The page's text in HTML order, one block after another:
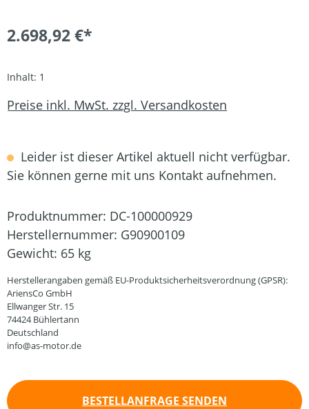
2.698,92 €*
Inhalt: 1
Preise inkl. MwSt. zzgl. Versandkosten
Leider ist dieser Artikel aktuell nicht verfügbar.
Sie können gerne mit uns Kontakt aufnehmen.
Produktnummer: DC-100000929
Herstellernummer: G90900109
Gewicht: 65 kg
Herstellerangaben gemäß EU-Produktsicherheitsverordnung (GPSR):
AriensCo GmbH
Ellwanger Str. 15
74424 Bühlertann
Deutschland
info@as-motor.de
BESTELLANFRAGE SENDEN